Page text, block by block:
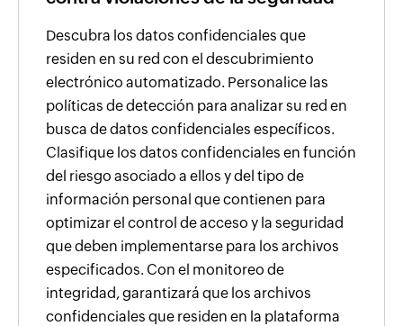
Descubra los datos confidenciales que
residen en su red con el descubrimiento
electrónico automatizado. Personalice las
políticas de detección para analizar su red en
busca de datos confidenciales específicos.
Clasifique los datos confidenciales en función
del riesgo asociado a ellos y del tipo de
información personal que contienen para
optimizar el control de acceso y la seguridad
que deben implementarse para los archivos
especificados. Con el monitoreo de
integridad, garantizará que los archivos
confidenciales que residen en la plataforma